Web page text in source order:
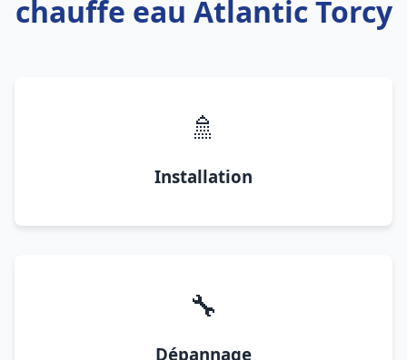
chauffe eau Atlantic Torcy
🚿
Installation
🔧
Dépannage